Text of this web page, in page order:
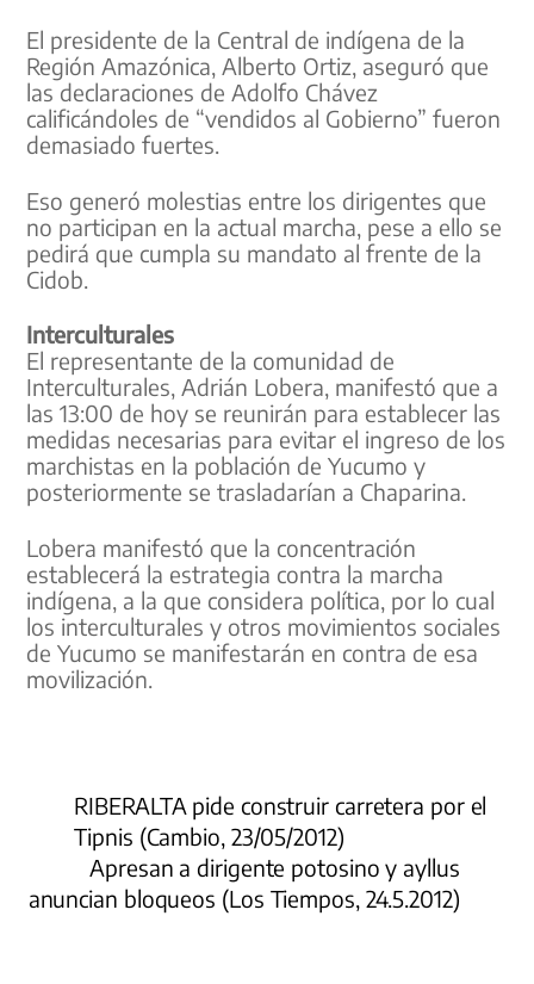
El presidente de la Central de indígena de la
Región Amazónica, Alberto Ortiz, aseguró que
las declaraciones de Adolfo Chávez
calificándoles de “vendidos al Gobierno” fueron
demasiado fuertes.
Eso generó molestias entre los dirigentes que
no participan en la actual marcha, pese a ello se
pedirá que cumpla su mandato al frente de la
Cidob.
Interculturales
El representante de la comunidad de
Interculturales, Adrián Lobera, manifestó que a
las 13:00 de hoy se reunirán para establecer las
medidas necesarias para evitar el ingreso de los
marchistas en la población de Yucumo y
posteriormente se trasladarían a Chaparina.
Lobera manifestó que la concentración
establecerá la estrategia contra la marcha
indígena, a la que considera política, por lo cual
los interculturales y otros movimientos sociales
de Yucumo se manifestarán en contra de esa
movilización.
RIBERALTA pide construir carretera por el
Tipnis (Cambio, 23/05/2012)
Apresan a dirigente potosino y ayllus
anuncian bloqueos (Los Tiempos, 24.5.2012)